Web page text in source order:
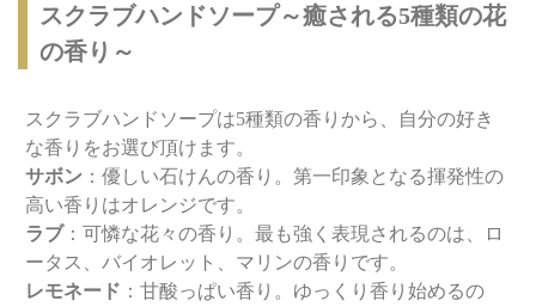
スクラブハンドソープ～癒される5種類の花
の香り～
スクラブハンドソープは5種類の香りから、自分の好き
な香りをお選び頂けます。
サボン ：優しい石けんの香り。第一印象となる揮発性の
高い香りはオレンジです。
ラブ：可憐な花々の香り。最も強く表現されるのは、ロ
ータス、バイオレット、マリンの香りです。
レモネード ：甘酸っぱい香り。ゆっくり香り始めるの